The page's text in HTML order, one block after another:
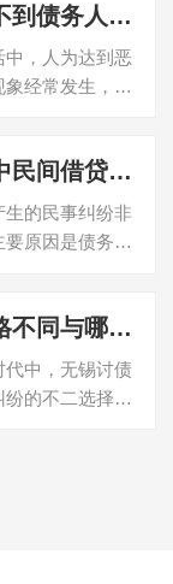
正规吴江讨债公司找不到债务人了怎么讨债
中，人为达到恶
经常发生，由
要账公司介绍民法典中民间借贷判决书多久失效
的民事纠纷非
原因是债务人
无锡要债公司收费价格不同与哪些因素有关
代中，无锡讨债
的不二选择。